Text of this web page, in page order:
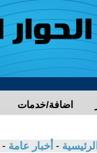
اضافة/خدمات
- أخبار عامة -